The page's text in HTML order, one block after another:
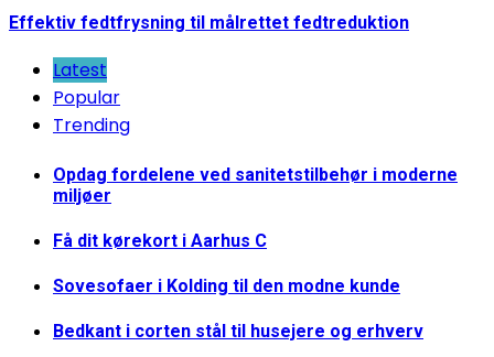
Effektiv fedtfrysning til målrettet fedtreduktion
Latest
Popular
Trending
Opdag fordelene ved sanitetstilbehør i moderne
miljøer
Få dit kørekort i Aarhus C
Sovesofaer i Kolding til den modne kunde
Bedkant i corten stål til husejere og erhverv